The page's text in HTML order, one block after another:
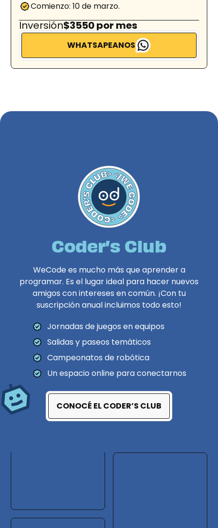
Comienzo: 10 de marzo.
Inversión$3550 por mes
WHATSAPEANOS
Coder’s Club
WeCode es mucho más que aprender a
programar. Es el lugar ideal para hacer nuevos
amigos con intereses en común. ¡Con tu
suscripción anual incluimos todo esto!
Jornadas de juegos en equipos
Salidas y paseos temáticos
Campeonatos de robótica
Un espacio online para conectarnos
CONOCÉ EL CODER’S CLUB